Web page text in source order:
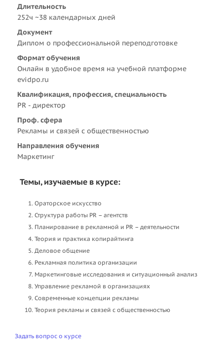
Длительность
252ч ~38 календарных дней
Документ
Диплом о профессиональной переподготовке
Формат обучения
Онлайн в удобное время на учебной платформе
evidpo.ru
Квалификация, профессия, специальность
PR - директор
Проф. сфера
Рекламы и связей с общественностью
Направления обучения
Маркетинг
Темы, изучаемые в курсе:
Ораторское искусство
Структура работы PR – агентств
Планирование в рекламной и PR – деятельности
Теория и практика копирайтинга
Деловое общение
Рекламная политика организации
Маркетинговые исследования и ситуационный анализ
Управление рекламой в организациях
Современные концепции рекламы
Теория рекламы и связей с общественностью
Задать вопрос о курсе